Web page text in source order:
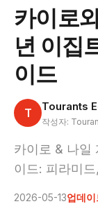
카이로
년 이집
이드
T Tourants
작성자:
카이로 & 나일
이드: 피라미
2026-05-13업데